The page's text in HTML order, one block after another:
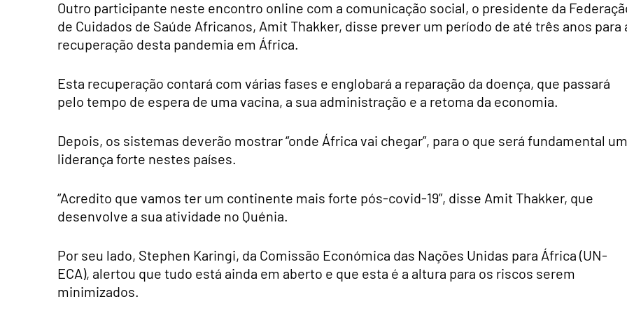
Outro participante neste encontro online com a comunicação social, o presidente da
de Cuidados de Saúde Africanos, Amit Thakker, disse prever um período de até três anos para
recuperação desta pandemia em África.
Esta recuperação contará com várias fases e englobará a reparação da doença, que passará
pelo tempo de espera de uma vacina, a sua administração e a retoma da economia.
Depois, os sistemas deverão mostrar “onde África vai chegar”, para o que será fundamental
liderança forte nestes países.
“Acredito que vamos ter um continente mais forte pós-covid-19”, disse Amit Thakker, que
desenvolve a sua atividade no Quénia.
Por seu lado, Stephen Karingi, da Comissão Económica das Nações Unidas para África (UN-
ECA), alertou que tudo está ainda em aberto e que esta é a altura para os riscos serem
minimizados.